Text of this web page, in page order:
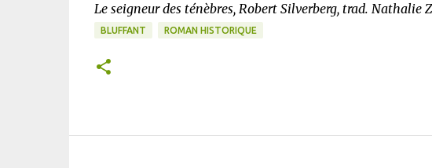
Le seigneur des ténèbres, Robert Silverberg, trad. Nathalie
BLUFFANT ROMAN HISTORIQUE